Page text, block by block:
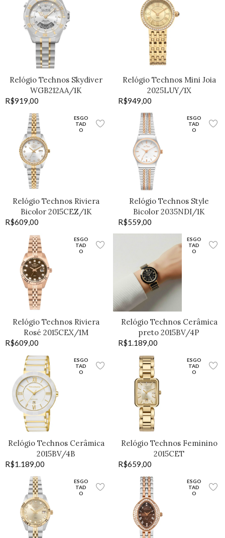
Relógio Technos Skydiver
WGB212AA/1K
R$919,00
Relógio Technos Mini Joia
2025LUY/1X
R$949,00
ESGO
TAD
O
Relógio Technos Riviera
Bicolor 2015CEZ/1K
R$609,00
ESGO
TAD
O
Relógio Technos Style
Bicolor 2035NDI/1K
R$559,00
ESGO
TAD
O
Relógio Technos Riviera
Rosé 2015CEX/1M
R$609,00
ESGO
TAD
O
Relógio Technos Cerâmica
preto 2015BV/4P
R$1.189,00
ESGO
TAD
O
Relógio Technos Cerâmica
2015BV/4B
R$1.189,00
ESGO
TAD
O
Relógio Technos Feminino
2015CET
R$659,00
ESGO
TAD
O
ESGO
TAD
O